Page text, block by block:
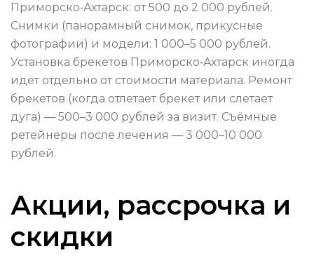
Приморско‑Ахтарск: от 500 до 2 000 рублей.
Снимки (панорамный снимок, прикусные
фотографии) и модели: 1 000–5 000 рублей.
Установка брекетов Приморско‑Ахтарск иногда
идёт отдельно от стоимости материала. Ремонт
брекетов (когда отлетает брекет или слетает
дуга) — 500–3 000 рублей за визит. Съёмные
ретейнеры после лечения — 3 000–10 000
рублей.
Акции, рассрочка и
скидки